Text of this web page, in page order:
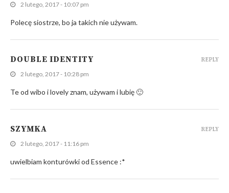
2 lutego, 2017 - 10:07 pm
Polecę siostrze, bo ja takich nie używam.
DOUBLE IDENTITY
2 lutego, 2017 - 10:28 pm
Te od wibo i lovely znam, używam i lubię 🙂
REPLY
SZYMKA
2 lutego, 2017 - 11:16 pm
uwielbiam konturówki od Essence :*
REPLY